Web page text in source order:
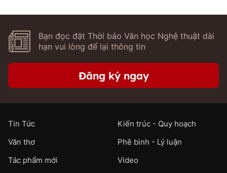
Bạn đọc đặt Thời báo Văn học Nghệ thuật dài
hạn vui lòng để lại thông tin
Đăng ký ngay
Tin Tức
Kiến trúc - Quy hoạch
Văn thơ
Phê bình - Lý luận
Tác phẩm mới
Video